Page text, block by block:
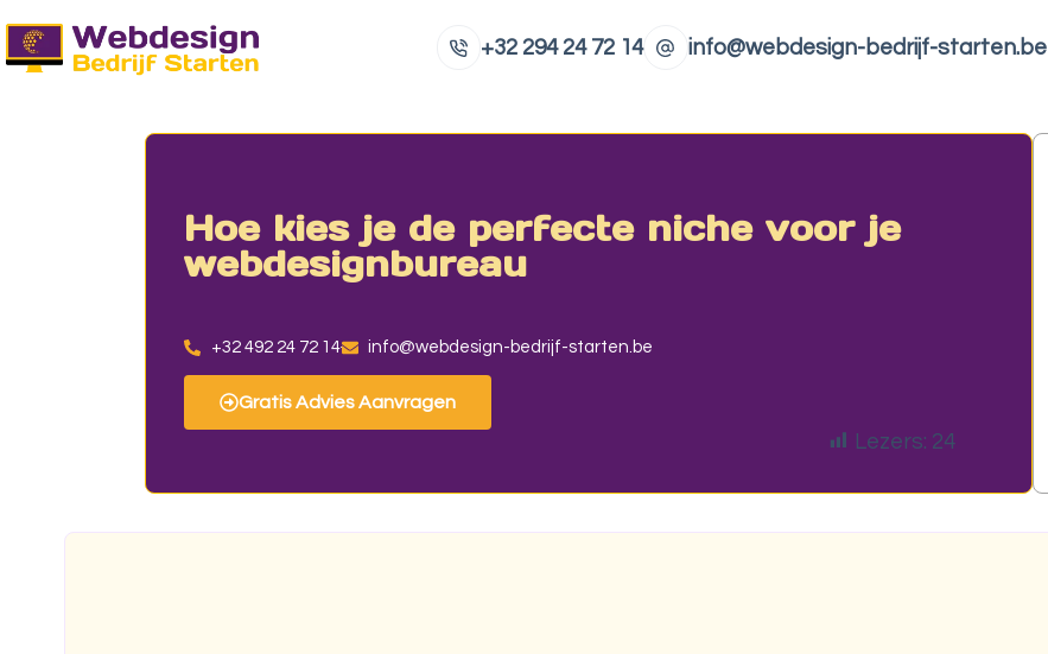
+32 294 24 72 14 info@webdesign-bedrijf-starten.be
Hoe kies je de perfecte niche voor je
webdesignbureau
+32 492 24 72 14 info@webdesign-bedrijf-starten.be
Gratis Advies Aanvragen
Lezers: 24